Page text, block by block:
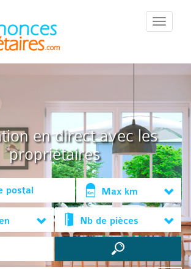
::Menu::
en direct avec les
propriétaires
Max km
Nb de pièces